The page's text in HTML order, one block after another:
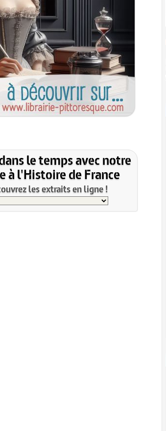
le temps avec notre
à l'Histoire de France
les extraits en ligne !